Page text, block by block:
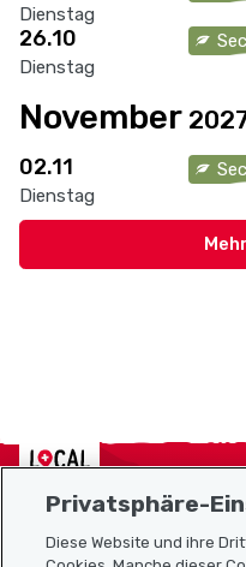
Dienstag
26.10
Dienstag
November
02.11
Dienstag
Localcities
Privatsphäre-
Diese Website und ihre